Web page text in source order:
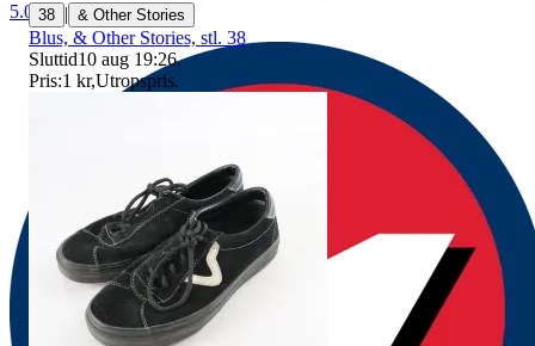
5.0 38 | & Other Stories
Blus, & Other Stories, stl. 38
Sluttid10 aug 19:26.
Pris:1 kr,Utropspris.